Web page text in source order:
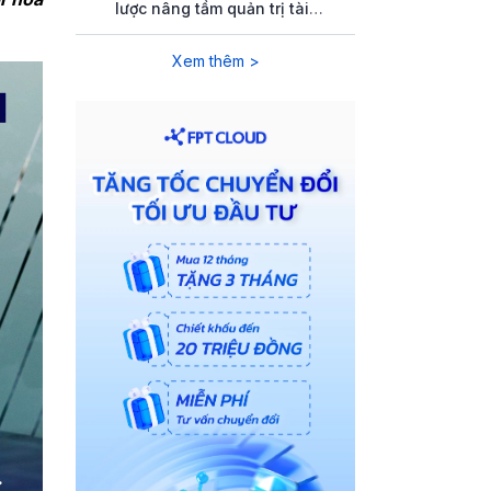
lược nâng tầm quản trị tài
chính toàn diện bằng giải pháp
công nghệXem thêm >